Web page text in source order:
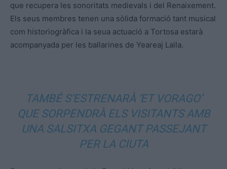
que recupera les sonoritats medievals i del Renaixement.
Els seus membres tenen una sòlida formació tant musical
com historiogràfica i la seua actuació a Tortosa estarà
acompanyada per les ballarines de Yeareaj Laila.
TAMBÉ S’ESTRENARÀ ‘ET VORAGO’
QUE SORPENDRÀ ELS VISITANTS AMB
UNA SALSITXA GEGANT PASSEJANT
PER LA CIUTA